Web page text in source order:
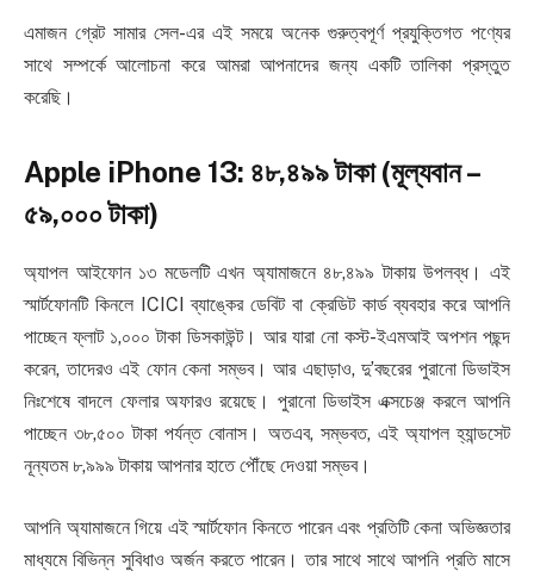
এমাজন গ্রেট সামার সেল-এর এই সময়ে অনেক গুরুত্বপূর্ণ প্রযুক্তিগত পণ্যের
সাথে সম্পর্কে আলোচনা করে আমরা আপনাদের জন্য একটি তালিকা প্রস্তুত
করেছি।
Apple iPhone 13: ৪৮,৪৯৯ টাকা (মূল্যবান –
৫৯,০০০ টাকা)
অ্যাপল আইফোন ১৩ মডেলটি এখন অ্যামাজনে ৪৮,৪৯৯ টাকায় উপলব্ধ। এই
স্মার্টফোনটি কিনলে ICICI ব্যাঙ্কের ডেবিট বা ক্রেডিট কার্ড ব্যবহার করে আপনি
পাচ্ছেন ফ্লাট ১,০০০ টাকা ডিসকাউন্ট। আর যারা নো কস্ট-ইএমআই অপশন পছন্দ
করেন, তাদেরও এই ফোন কেনা সম্ভব। আর এছাড়াও, দু’বছরের পুরানো ডিভাইস
নিঃশেষে বাদলে ফেলার অফারও রয়েছে। পুরানো ডিভাইস এক্সচেঞ্জ করলে আপনি
পাচ্ছেন ৩৮,৫০০ টাকা পর্যন্ত বোনাস। অতএব, সম্ভবত, এই অ্যাপল হ্যান্ডসেট
নূন্যতম ৮,৯৯৯ টাকায় আপনার হাতে পৌঁছে দেওয়া সম্ভব।
আপনি অ্যামাজনে গিয়ে এই স্মার্টফোন কিনতে পারেন এবং প্রতিটি কেনা অভিজ্ঞতার
মাধ্যমে বিভিন্ন সুবিধাও অর্জন করতে পারেন। তার সাথে সাথে আপনি প্রতি মাসে